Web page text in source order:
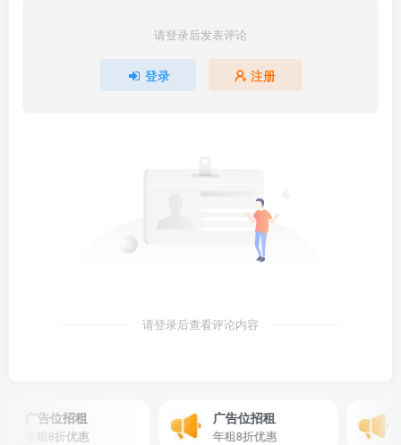
请登录后发表评论
登录 注册
请登录后查看评论内容
广告位招租
年租8折优惠
广告位招租
年租8折优惠
广
年